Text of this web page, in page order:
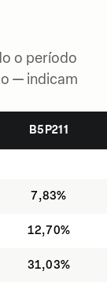
o período
— indicam
B5P211
7,83%
12,70%
31,03%